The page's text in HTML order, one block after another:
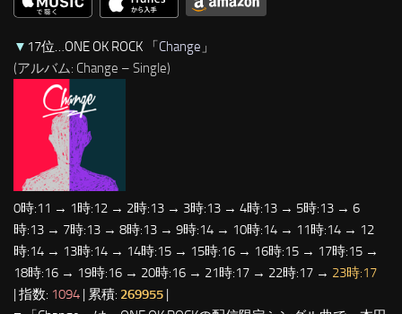
▼ 17位…ONE OK ROCK 「Change 」
(アルバム: Change – Single)
0時:11 → 1時:12 → 2時:13 → 3時:13 → 4時:13 → 5時:13 → 6
時:13 → 7時:13 → 8時:13 → 9時:14 → 10時:14 → 11時:14 → 12
時:14 → 13時:14 → 14時:15 → 15時:16 → 16時:15 → 17時:15 →
18時:16 → 19時:16 → 20時:16 → 21時:17 → 22時:17 → 23時:17
| 指数: 1094 | 累積: 269955 |